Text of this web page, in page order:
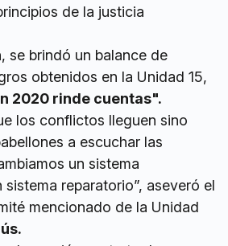
de la justicia
se brindó un balance de
obtenidos en la Unidad 15,
2020 rinde cuentas".
los conflictos lleguen sino
a escuchar las
un sistema
reparatorio”, aseveró el
mencionado de la Unidad